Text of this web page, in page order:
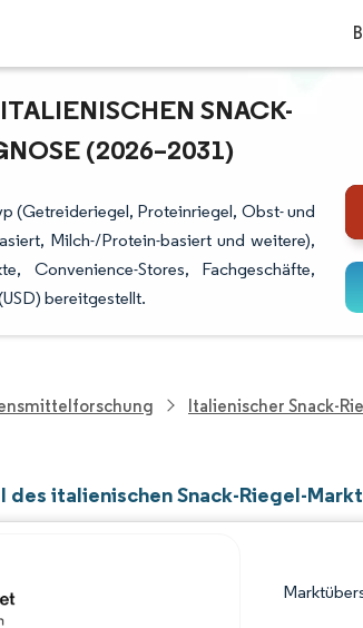
SNACK-R
(2026–2031)
(Getreideriegel, Proteinriegel, Obst- und
Milch-/Protein-basiert und weitere),
Convenience-Stores, Fachgeschäfte,
bereitgestellt.
Italienischer Snack-
italienischen Snack-Riegel-